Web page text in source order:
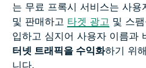
는 무료 프록시 서비스는 사
및 판매하고 타겟 광고 및 스
입하고 심지어 사용자 이름과
터넷 트래픽을 수익화하기 위
니다.